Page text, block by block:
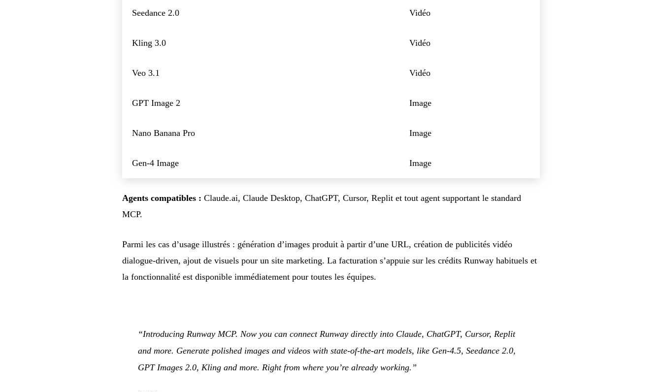
Seedance 2.0 Vidéo
Kling 3.0 Vidéo
Veo 3.1 Vidéo
GPT Image 2 Image
Nano Banana Pro Image
Gen-4 Image Image
Agents compatibles : Claude.ai, Claude Desktop, ChatGPT, Cursor, Replit et tout agent supportant le standard
MCP.
Parmi les cas d’usage illustrés : génération d’images produit à partir d’une URL, création de publicités vidéo
dialogue-driven, ajout de visuels pour un site marketing. La facturation s’appuie sur les crédits Runway habituels et
la fonctionnalité est disponible immédiatement pour toutes les équipes.
“Introducing Runway MCP. Now you can connect Runway directly into Claude, ChatGPT, Cursor, Replit
and more. Generate polished images and videos with state-of-the-art models, like Gen-4.5, Seedance 2.0,
GPT Images 2.0, Kling and more. Right from where you’re already working.”